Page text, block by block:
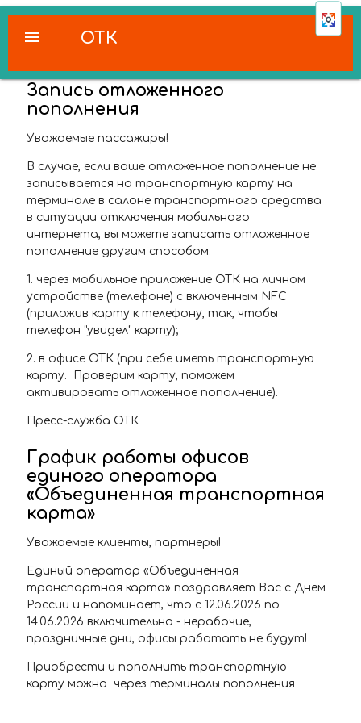
ОТК
menu
Запись отложенного
пополнения
Уважаемые пассажиры!
В случае, если ваше отложенное пополнение не
записывается на транспортную карту на
терминале в салоне транспортного средства
в ситуации отключения мобильного
интернета, вы можете записать отложенное
пополнение другим способом:
1. через мобильное приложение ОТК на личном
устройстве (телефоне) с включенным NFC
(приложив карту к телефону, так, чтобы
телефон "увидел" карту);
2. в офисе ОТК (при себе иметь транспортную
карту. Проверим карту, поможем
активировать отложенное пополнение).
Пресс-служба ОТК
График работы офисов
единого оператора
«Объединенная транспортная
карта»
Уважаемые клиенты, партнеры!
Единый оператор «Объединенная
транспортная карта» поздравляет Вас с Днем
России и напоминает, что с 12.06.2026 по
14.06.2026 включительно - нерабочие,
праздничные дни, офисы работать не будут!
Приобрести и пополнить транспортную
карту можно через терминалы пополнения